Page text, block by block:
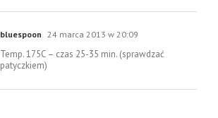
bluespoon 24 marca 2013 w 20:09
Temp. 175C – czas 25-35 min. (sprawdzać
patyczkiem)